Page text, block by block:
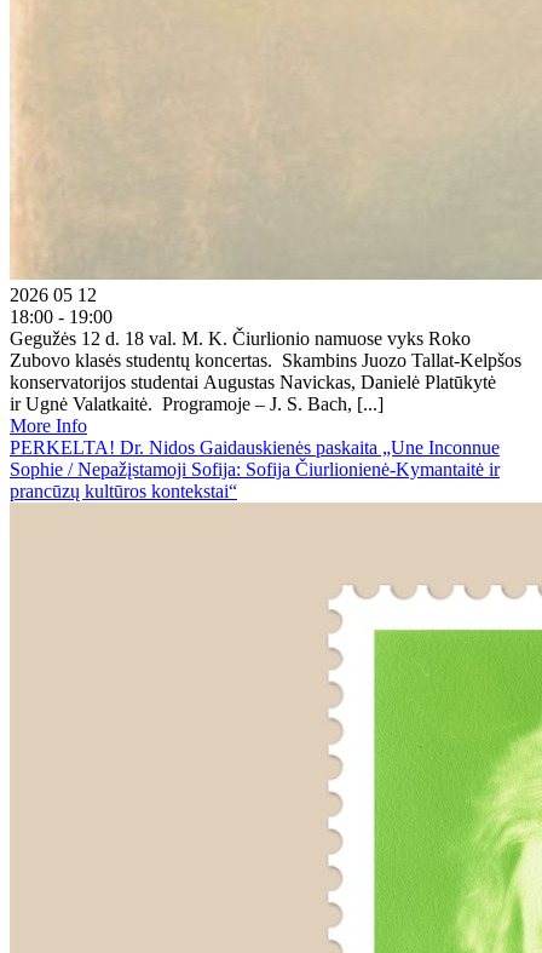
2026 05 12
18:00 - 19:00
Gegužės 12 d. 18 val. M. K. Čiurlionio namuose vyks Roko
Zubovo klasės studentų koncertas. Skambins Juozo Tallat-Kelpšos
konservatorijos studentai Augustas Navickas, Danielė Platūkytė
ir Ugnė Valatkaitė. Programoje – J. S. Bach, [...]
More Info
PERKELTA! Dr. Nidos Gaidauskienės paskaita „Une Inconnue
Sophie / Nepažįstamoji Sofija: Sofija Čiurlionienė-Kymantaitė ir
prancūzų kultūros kontekstai“